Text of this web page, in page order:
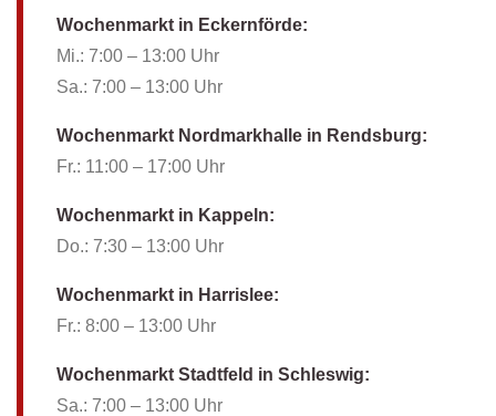
Wochenmarkt in Eckernförde:
Mi.: 7:00 – 13:00 Uhr
Sa.: 7:00 – 13:00 Uhr
Wochenmarkt Nordmarkhalle in Rendsburg:
Fr.: 11:00 – 17:00 Uhr
Wochenmarkt in Kappeln:
Do.: 7:30 – 13:00 Uhr
Wochenmarkt in Harrislee:
Fr.: 8:00 – 13:00 Uhr
Wochenmarkt Stadtfeld in Schleswig:
Sa.: 7:00 – 13:00 Uhr